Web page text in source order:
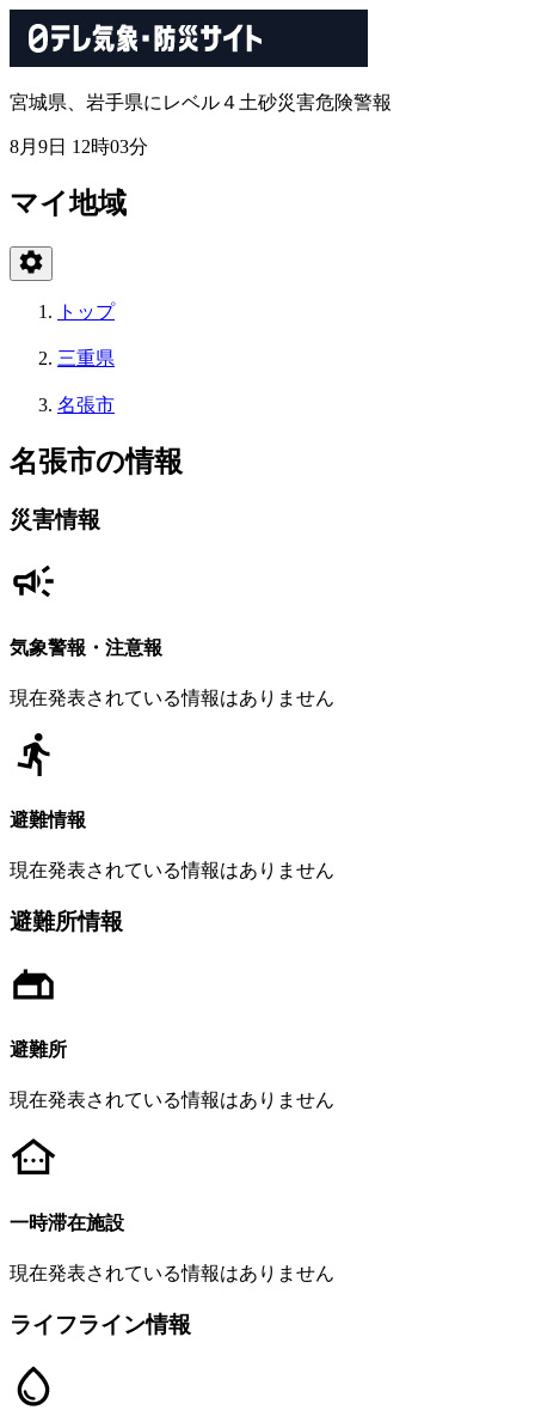
宮城県、岩手県にレベル４土砂災害危険警報
8月9日 12時03分
マイ地域
トップ
三重県
名張市
名張市の情報
災害情報
気象警報・注意報
現在発表されている情報はありません
避難情報
現在発表されている情報はありません
避難所情報
避難所
現在発表されている情報はありません
一時滞在施設
現在発表されている情報はありません
ライフライン情報